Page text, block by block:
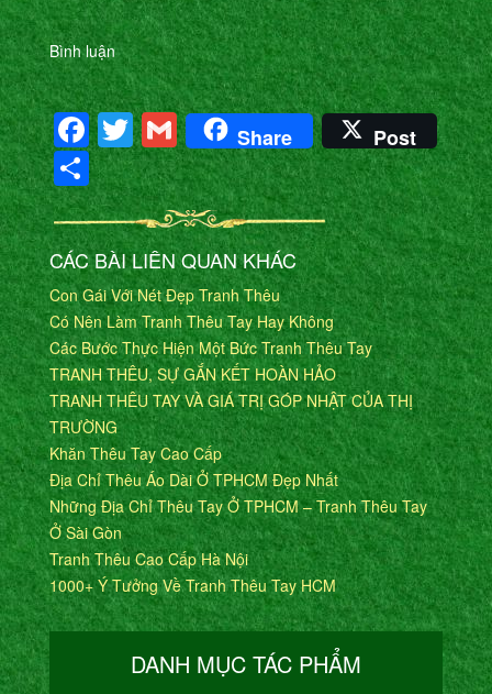
Bình luận
Facebook
Twitter
Gmail
Share Post
Share
CÁC BÀI LIÊN QUAN KHÁC
Con Gái Với Nét Đẹp Tranh Thêu
Có Nên Làm Tranh Thêu Tay Hay Không
Các Bước Thực Hiện Một Bức Tranh Thêu Tay
TRANH THÊU, SỰ GẮN KẾT HOÀN HẢO
TRANH THÊU TAY VÀ GIÁ TRỊ GÓP NHẬT CỦA THỊ
TRƯỜNG
Khăn Thêu Tay Cao Cấp
Địa Chỉ Thêu Áo Dài Ở TPHCM Đẹp Nhất
Những Địa Chỉ Thêu Tay Ở TPHCM – Tranh Thêu Tay
Ở Sài Gòn
Tranh Thêu Cao Cấp Hà Nội
1000+ Ý Tưởng Về Tranh Thêu Tay HCM
DANH MỤC TÁC PHẨM